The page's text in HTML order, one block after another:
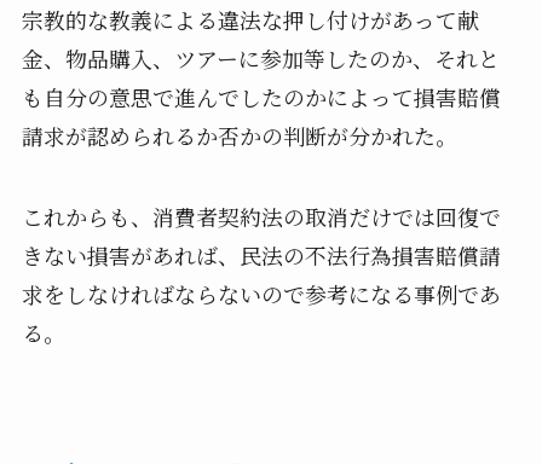
宗教的な教義による違法な押し付けがあって献
金、物品購入、ツアーに参加等したのか、それと
も自分の意思で進んでしたのかによって損害賠償
請求が認められるか否かの判断が分かれた。
これからも、消費者契約法の取消だけでは回復で
きない損害があれば、民法の不法行為損害賠償請
求をしなければならないので参考になる事例であ
る。